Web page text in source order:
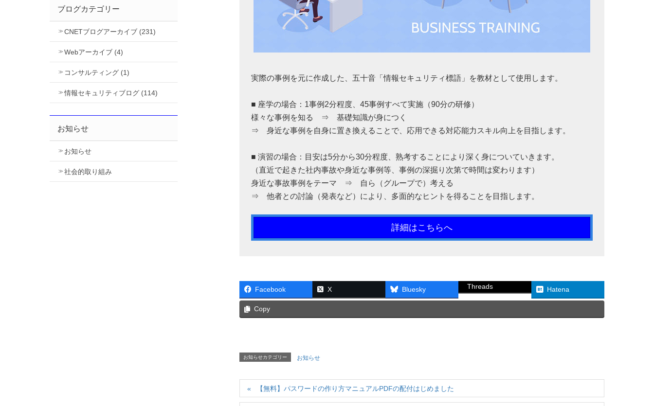
実際の事例を元に作成した、五十音「情報セキュリティ標語」を教材として使用します。
■ 座学の場合：1事例2分程度、45事例すべて実施（90分の研修）
様々な事例を知る ⇒ 基礎知識が身につく
⇒ 身近な事例を自身に置き換えることで、応用できる対応能力スキル向上を目指します。
■ 演習の場合：目安は5分から30分程度、熟考することにより深く身についていきます。
（直近で起きた社内事故や身近な事例等、事例の深掘り次第で時間は変わります）
身近な事故事例をテーマ ⇒ 自ら（グループで）考える
⇒ 他者との討論（発表など）により、多面的なヒントを得ることを目指します。
詳細はこちらへ
Facebook X Bluesky Threads Hatena
Copy
お知らせカテゴリー お知らせ
【無料】パスワードの作り方マニュアルPDFの配付はじめました
ブログカテゴリー
CNETブログアーカイブ (231)
Webアーカイブ (4)
コンサルティング (1)
情報セキュリティブログ (114)
お知らせ
お知らせ
社会的取り組み